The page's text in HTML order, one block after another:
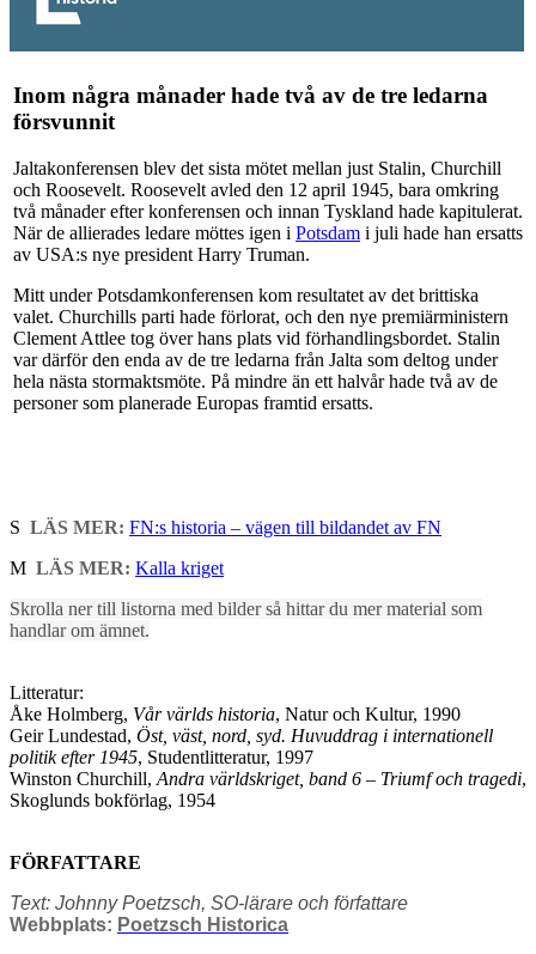
Inom några månader hade två av de tre ledarna
försvunnit
Jaltakonferensen blev det sista mötet mellan just Stalin, Churchill
och Roosevelt. Roosevelt avled den 12 april 1945, bara omkring
två månader efter konferensen och innan Tyskland hade kapitulerat.
När de allierades ledare möttes igen i Potsdam i juli hade han ersatts
av USA:s nye president Harry Truman.
Mitt under Potsdamkonferensen kom resultatet av det brittiska
valet. Churchills parti hade förlorat, och den nye premiärministern
Clement Attlee tog över hans plats vid förhandlingsbordet. Stalin
var därför den enda av de tre ledarna från Jalta som deltog under
hela nästa stormaktsmöte. På mindre än ett halvår hade två av de
personer som planerade Europas framtid ersatts.
S LÄS MER: FN:s historia – vägen till bildandet av FN
M LÄS MER: Kalla kriget
Skrolla ner till listorna med bilder så hittar du mer material som
handlar om ämnet.
Litteratur:
Åke Holmberg, Vår världs historia, Natur och Kultur, 1990
Geir Lundestad, Öst, väst, nord, syd. Huvuddrag i internationell
politik efter 1945, Studentlitteratur, 1997
Winston Churchill, Andra världskriget, band 6 – Triumf och tragedi,
Skoglunds bokförlag, 1954
FÖRFATTARE
Text: Johnny Poetzsch, SO-lärare och författare
Webbplats: Poetzsch Historica